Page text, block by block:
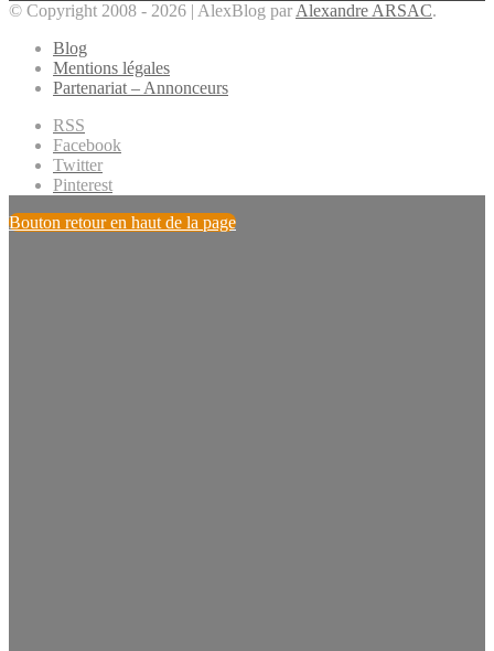
© Copyright 2008 - 2026 | AlexBlog par Alexandre ARSAC.
Blog
Mentions légales
Partenariat – Annonceurs
RSS
Facebook
Twitter
Pinterest
Bouton retour en haut de la page